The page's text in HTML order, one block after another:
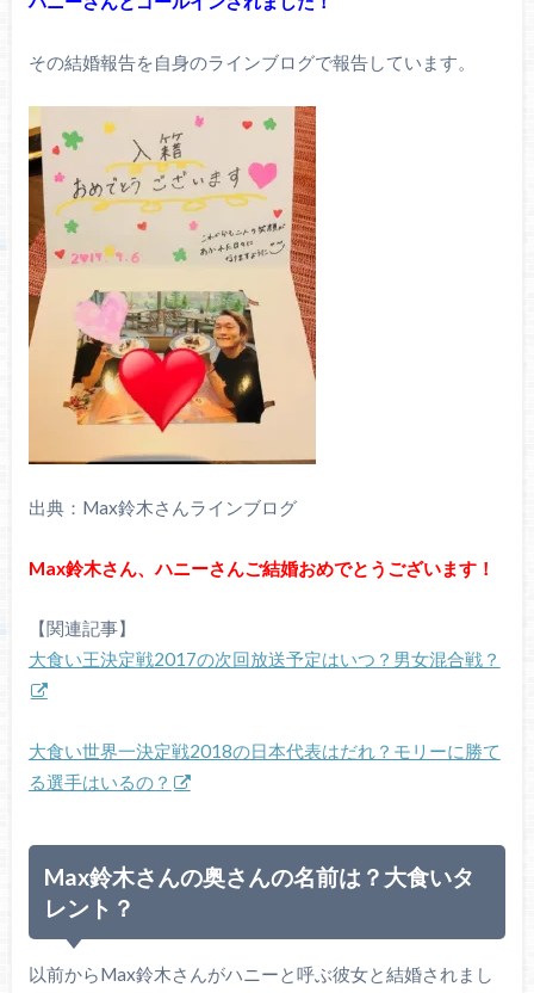
その結婚報告を自身のラインブログで報告しています。
出典：Max鈴木さんラインブログ
Max鈴木さん、ハニーさんご結婚おめでとうございます！
【関連記事】
大食い王決定戦2017の次回放送予定はいつ？男女混合戦？
大食い世界一決定戦2018の日本代表はだれ？モリーに勝て
る選手はいるの？
Max鈴木さんの奥さんの名前は？大食いタ
レント？
以前からMax鈴木さんがハニーと呼ぶ彼女と結婚されまし